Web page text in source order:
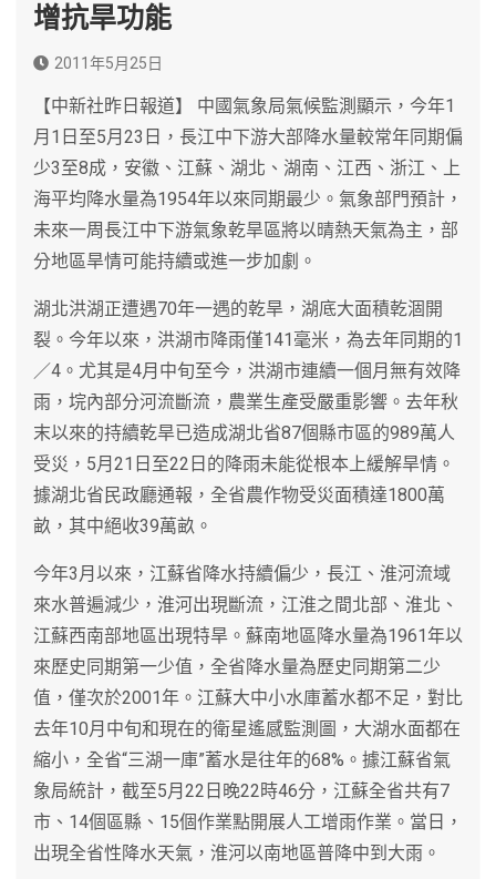
增抗旱功能
2011年5月25日
【中新社昨日報道】 中國氣象局氣候監測顯示，今年1
月1日至5月23日，長江中下游大部降水量較常年同期偏
少3至8成，安徽、江蘇、湖北、湖南、江西、浙江、上
海平均降水量為1954年以來同期最少。氣象部門預計，
未來一周長江中下游氣象乾旱區將以晴熱天氣為主，部
分地區旱情可能持續或進一步加劇。
湖北洪湖正遭遇70年一遇的乾旱，湖底大面積乾涸開
裂。今年以來，洪湖市降雨僅141毫米，為去年同期的1
／4。尤其是4月中旬至今，洪湖市連續一個月無有效降
雨，垸內部分河流斷流，農業生產受嚴重影響。去年秋
末以來的持續乾旱已造成湖北省87個縣市區的989萬人
受災，5月21日至22日的降雨未能從根本上緩解旱情。
據湖北省民政廳通報，全省農作物受災面積達1800萬
畝，其中絕收39萬畝。
今年3月以來，江蘇省降水持續偏少，長江、淮河流域
來水普遍減少，淮河出現斷流，江淮之間北部、淮北、
江蘇西南部地區出現特旱。蘇南地區降水量為1961年以
來歷史同期第一少值，全省降水量為歷史同期第二少
值，僅次於2001年。江蘇大中小水庫蓄水都不足，對比
去年10月中旬和現在的衛星遙感監測圖，大湖水面都在
縮小，全省“三湖一庫”蓄水是往年的68%。據江蘇省氣
象局統計，截至5月22日晚22時46分，江蘇全省共有7
市、14個區縣、15個作業點開展人工增雨作業。當日，
出現全省性降水天氣，淮河以南地區普降中到大雨。